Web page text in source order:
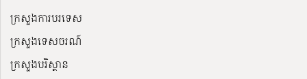
ក្រសួងការបរទេស
ក្រសួងទេសចរណ៍
ក្រសួងបរិស្ថាន